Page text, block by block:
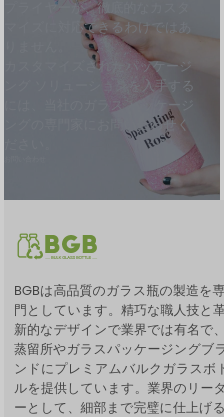
プライヤーが、徹底的なカスタ
マイズに対応できるわけではあ
カスタマイズされたパッケージ
ング ソリューションを入手する
には、当社のガラス パッケージ
ングの専門家にお問い合わせく
BGBは高品質のガラス瓶の製造を
門としています。精巧な職人技と
新的なデザインで業界では有名で
蒸留所やガラスパッケージングブ
ンドにプレミアムバルクガラスボ
ルを提供しています。業界のリー
ーとして、細部まで完璧に仕上げ